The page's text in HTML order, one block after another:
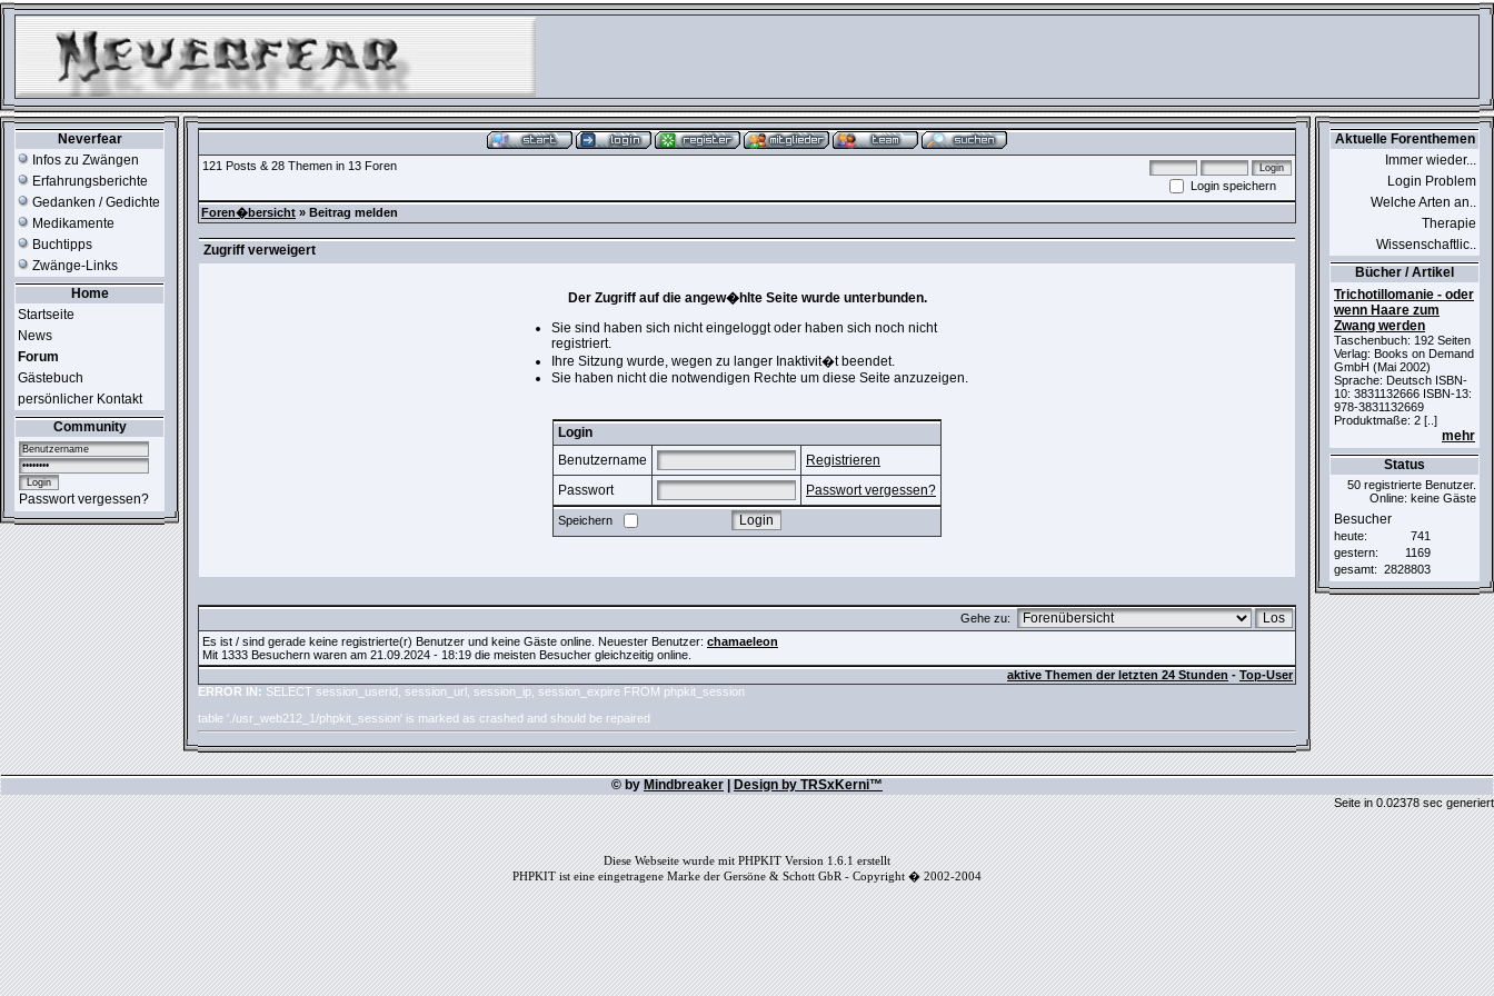
Neverfear
Infos zu Zwängen
Erfahrungsberichte
Gedanken / Gedichte
Medikamente
Buchtipps
Zwänge-Links
Home
Startseite
News
Forum
Gästebuch
persönlicher Kontakt
Community
Passwort vergessen?
121 Posts & 28 Themen in 13 Foren
Login speichern
Foren�bersicht » Beitrag melden
Zugriff verweigert
Der Zugriff auf die angew�hlte Seite wurde unterbunden.
Sie sind haben sich nicht eingeloggt oder haben sich noch nicht
registriert.
Ihre Sitzung wurde, wegen zu langer Inaktivit�t beendet.
Sie haben nicht die notwendigen Rechte um diese Seite anzuzeigen.
Login
Benutzername
Registrieren
Passwort
Passwort vergessen?
Speichern
Gehe zu:
Es ist / sind gerade keine registrierte(r) Benutzer und keine Gäste online. Neuester Benutzer: chamaeleon
Mit 1333 Besuchern waren am 21.09.2024 - 18:19 die meisten Besucher gleichzeitig online.
aktive Themen der letzten 24 Stunden - Top-User
ERROR IN: SELECT session_userid, session_url, session_ip, session_expire FROM phpkit_session
table './usr_web212_1/phpkit_session' is marked as crashed and should be repaired
Aktuelle Forenthemen
Immer wieder...
Login Problem
Welche Arten an..
Therapie
Wissenschaftlic..
Bücher / Artikel
Trichotillomanie - oder
wenn Haare zum
Zwang werden
Taschenbuch: 192 Seiten
Verlag: Books on Demand
GmbH (Mai 2002)
Sprache: Deutsch ISBN-
10: 3831132666 ISBN-13:
978-3831132669
Produktmaße: 2 [..]
mehr
Status
50 registrierte Benutzer.
Online: keine Gäste
Besucher
heute:
741
gestern:
1169
gesamt: 2828803
© by Mindbreaker Design by TRSxKerni™
Seite in 0.02378 sec generiert
Diese Webseite wurde mit PHPKIT Version 1.6.1 erstellt
PHPKIT ist eine eingetragene Marke der Gersöne & Schott GbR - Copyright � 2002-2004